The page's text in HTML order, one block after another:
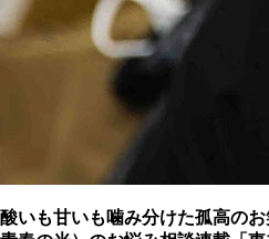
酸いも甘いも噛み分けた孤高の